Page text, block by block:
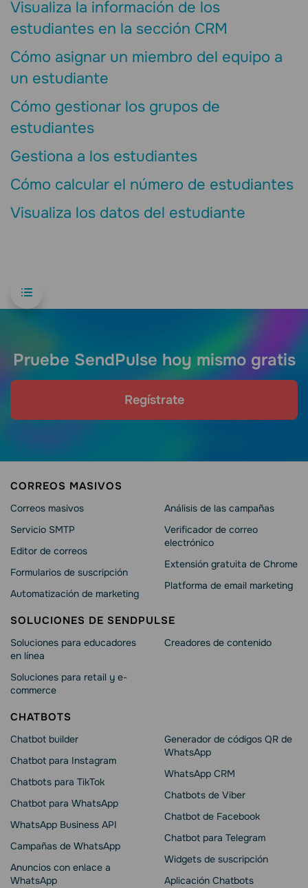
Visualiza la información de los
estudiantes en la sección CRM
Cómo asignar un miembro del equipo a
un estudiante
Cómo gestionar los grupos de
estudiantes
Gestiona a los estudiantes
Cómo calcular el número de estudiantes
Visualiza los datos del estudiante
Pruebe SendPulse hoy mismo gratis
Regístrate
CORREOS MASIVOS
Correos masivos
Servicio SMTP
Editor de correos
Formularios de suscripción
Automatización de marketing
Análisis de las campañas
Verificador de correo
electrónico
Extensión gratuita de Chrome
Platforma de email marketing
SOLUCIONES DE SENDPULSE
Soluciones para educadores
en línea
Soluciones para retail y e-
commerce
Creadores de contenido
CHATBOTS
Chatbot builder
Chatbot para Instagram
Chatbots para TikTok
Chatbot para WhatsApp
WhatsApp Business API
Campañas de WhatsApp
Anuncios con enlace a
WhatsApp
Generador de códigos QR de
WhatsApp
WhatsApp CRM
Chatbots de Viber
Chatbot de Facebook
Chatbot para Telegram
Widgets de suscripción
Aplicación Chatbots